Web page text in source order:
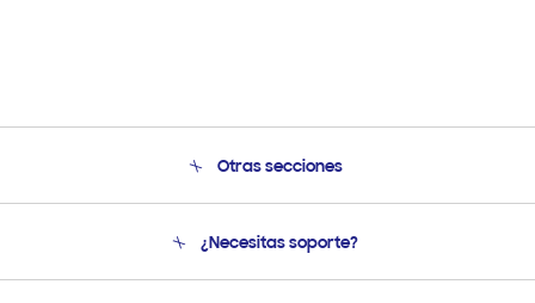
Otras secciones
Soporte
¿Necesitas soporte?